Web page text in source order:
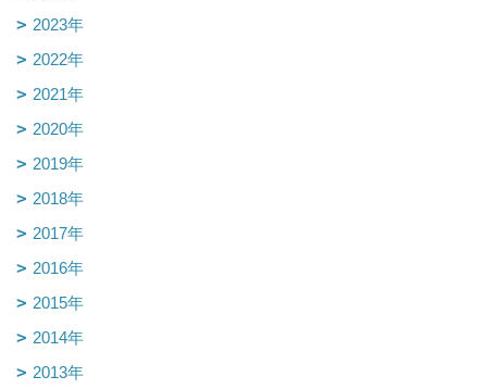
2023年
2022年
2021年
2020年
2019年
2018年
2017年
2016年
2015年
2014年
2013年